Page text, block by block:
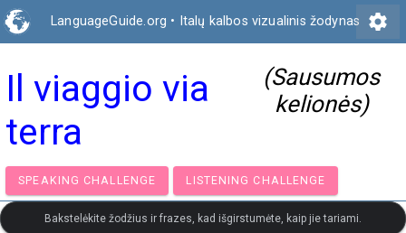
LanguageGuide.org • Italų kalbos vizualinis žodynas settings
Il viaggio via
terra
(Sausumos
kelionės)
SPEAKING CHALLENGE LISTENING CHALLENGE
Bakstelėkite žodžius ir frazes, kad išgirstumėte, kaip jie tariami.